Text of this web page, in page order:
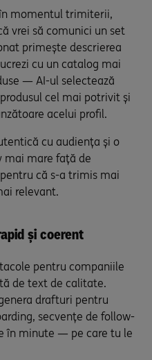
momentul trimiterii,
vrei să comunici un set
primește descrierea
cu un catalog mai
— AI-ul selectează
cel mai potrivit și
acelui profil.
cu audiența și o
mai mare față de
că s-a trimis mai
relevant.
și coerent
pentru companiile
de text de calitate.
drafturi pentru
secvențe de follow-
în minute — pe care tu le